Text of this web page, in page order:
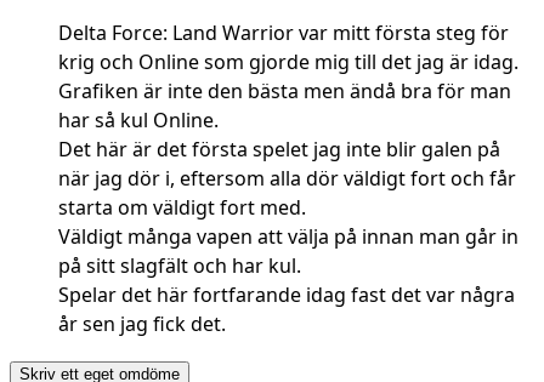
Delta Force: Land Warrior var mitt första steg för
krig och Online som gjorde mig till det jag är idag.
Grafiken är inte den bästa men ändå bra för man
har så kul Online.
Det här är det första spelet jag inte blir galen på
när jag dör i, eftersom alla dör väldigt fort och får
starta om väldigt fort med.
Väldigt många vapen att välja på innan man går in
på sitt slagfält och har kul.
Spelar det här fortfarande idag fast det var några
år sen jag fick det.
Skriv ett eget omdöme